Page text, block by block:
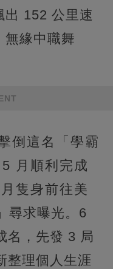
出 152 公里速
無緣中職舞
倒這名「學霸
月順利完成
隻身前往美
尋求曝光。6
名，先發 3 局
整理個人生涯